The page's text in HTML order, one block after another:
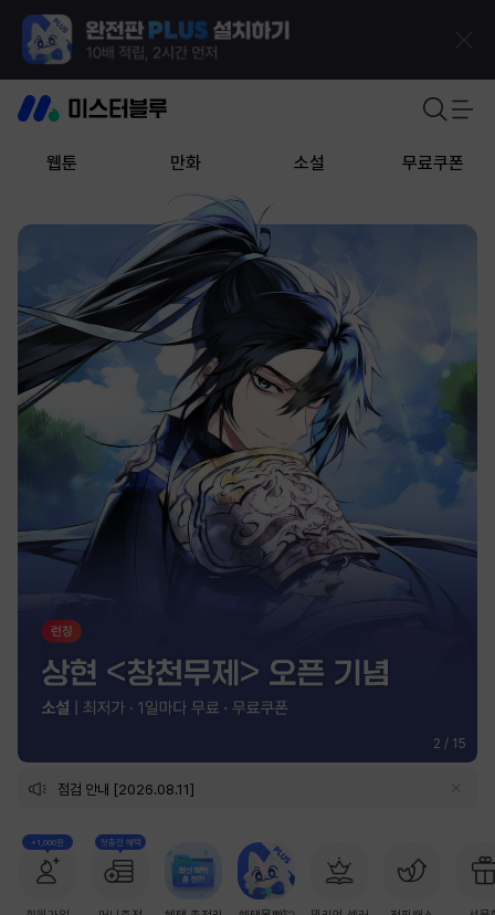
웹툰 만화 소설 무료쿠폰
2 / 15
점검 안내 [2026.08.11]
+1,000원 첫충전 혜택